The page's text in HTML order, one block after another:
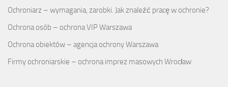
Ochroniarz – wymagania, zarobki. Jak znaleźć pracę w ochronie?
Ochrona osób – ochrona VIP Warszawa
Ochrona obiektów – agencja ochrony Warszawa
Firmy ochroniarskie – ochrona imprez masowych Wrocław